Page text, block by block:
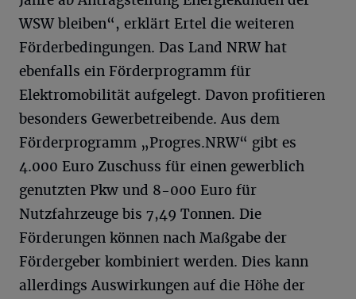
WSW bleiben“, erklärt Ertel die weiteren
Förderbedingungen. Das Land NRW hat
ebenfalls ein Förderprogramm für
Elektromobilität aufgelegt. Davon profitieren
besonders Gewerbetreibende. Aus dem
Förderprogramm „Progres.NRW“ gibt es
4.000 Euro Zuschuss für einen gewerblich
genutzten Pkw und 8-000 Euro für
Nutzfahrzeuge bis 7,49 Tonnen. Die
Förderungen können nach Maßgabe der
Fördergeber kombiniert werden. Dies kann
allerdings Auswirkungen auf die Höhe der